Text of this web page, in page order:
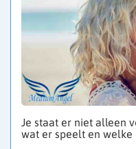
Je staat er niet alleen
wat er speelt en welke